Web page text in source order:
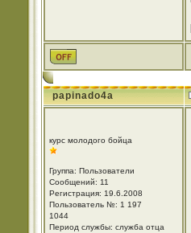
papinado4a
курс молодого бойца
Группа: Пользователи
Сообщений: 11
Регистрация: 19.6.2008
Пользователь №: 1 197
1044
Период службы: служба отца